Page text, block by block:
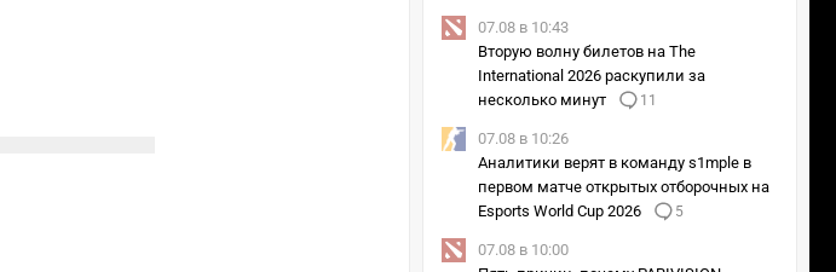
07.08 в 10:43
Вторую волну билетов на The
International 2026 раскупили за
несколько минут
11
07.08 в 10:26
Аналитики верят в команду s1mple в
первом матче открытых отборочных на
Esports World Cup 2026
5
07.08 в 10:00